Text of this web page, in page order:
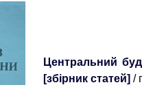
Центральний
[збірник статей] /